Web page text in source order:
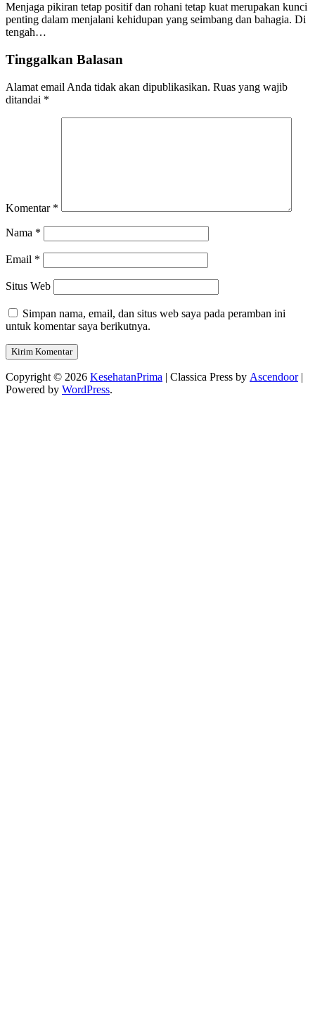
Menjaga pikiran tetap positif dan rohani tetap kuat merupakan kunci
penting dalam menjalani kehidupan yang seimbang dan bahagia. Di
tengah…
Tinggalkan Balasan
Alamat email Anda tidak akan dipublikasikan. Ruas yang wajib
ditandai *
Komentar *
Nama *
Email *
Situs Web
Simpan nama, email, dan situs web saya pada peramban ini
untuk komentar saya berikutnya.
Copyright © 2026 KesehatanPrima | Classica Press by Ascendoor|
Powered by WordPress.